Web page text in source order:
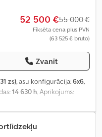
52 500 €55 000 €
Fiksēta cena plus PVN
(63 525 € bruto)
Zvanīt
zs), asu konfigurācija:6x6,
14 630 h, Aprīkojums: